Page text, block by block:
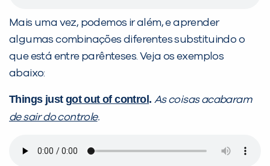
Mais uma vez, podemos ir além, e aprender
algumas combinações diferentes substituindo o
que está entre parênteses. Veja os exemplos
abaixo:
Things just got out of control . As coisas acabaram
de sair do controle.